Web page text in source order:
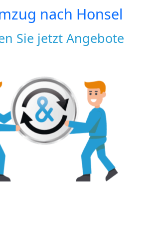
nach Honsel
Sie jetzt Angebote